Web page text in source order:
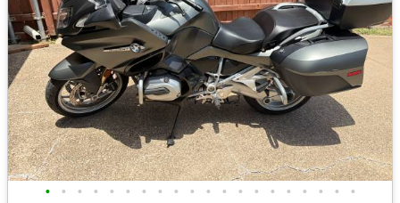
• • • • • • • • • • • • • • • • • • • •